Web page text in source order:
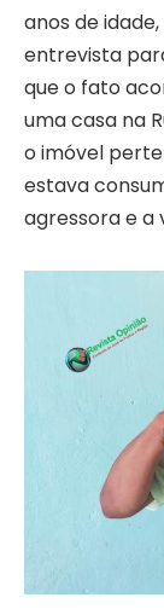
anos de
entrevista
que o fato
uma casa na
o imóvel
estava
agressora e a